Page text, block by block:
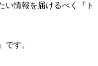
い情報を届けるべく『ト
す。